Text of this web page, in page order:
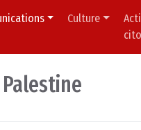
Culture